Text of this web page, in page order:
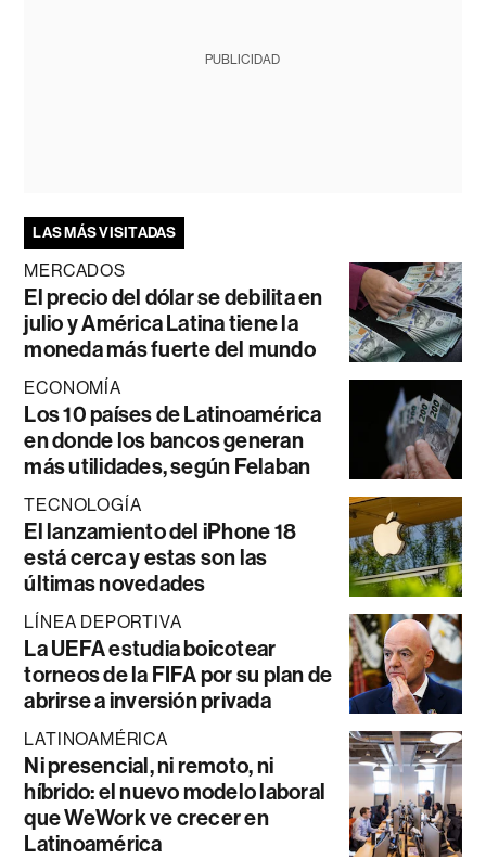
PUBLICIDAD
LAS MÁS VISITADAS
MERCADOS
El precio del dólar se debilita en
julio y América Latina tiene la
moneda más fuerte del mundo
ECONOMÍA
Los 10 países de Latinoamérica
en donde los bancos generan
más utilidades, según Felaban
TECNOLOGÍA
El lanzamiento del iPhone 18
está cerca y estas son las
últimas novedades
LÍNEA DEPORTIVA
La UEFA estudia boicotear
torneos de la FIFA por su plan de
abrirse a inversión privada
LATINOAMÉRICA
Ni presencial, ni remoto, ni
híbrido: el nuevo modelo laboral
que WeWork ve crecer en
Latinoamérica